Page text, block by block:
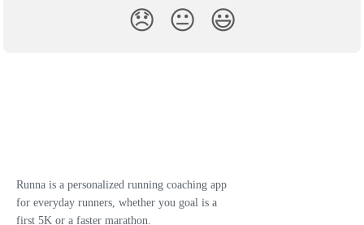
😞 😐 😃
Runna is a personalized running coaching app
for everyday runners, whether you goal is a
first 5K or a faster marathon.